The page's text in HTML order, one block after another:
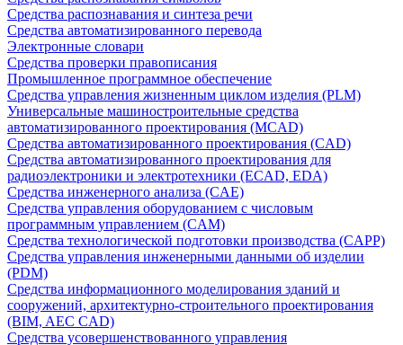
Средства распознавания и синтеза речи
Средства автоматизированного перевода
Электронные словари
Средства проверки правописания
Промышленное программное обеспечение
Средства управления жизненным циклом изделия (PLM)
Универсальные машиностроительные средства
автоматизированного проектирования (MCAD)
Средства автоматизированного проектирования (CAD)
Средства автоматизированного проектирования для
радиоэлектроники и электротехники (ECAD, EDA)
Средства инженерного анализа (CAE)
Средства управления оборудованием с числовым
программным управлением (CAM)
Средства технологической подготовки производства (CAPP)
Средства управления инженерными данными об изделии
(PDM)
Средства информационного моделирования зданий и
сооружений, архитектурно-строительного проектирования
(BIM, AEC CAD)
Средства усовершенствованного управления